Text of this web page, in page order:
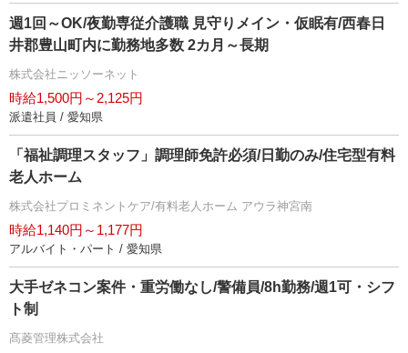
週1回～OK/夜勤専従介護職 見守りメイン・仮眠有/西春日
井郡豊山町内に勤務地多数 2カ月～長期
株式会社ニッソーネット
時給1,500円～2,125円
派遣社員 / 愛知県
「福祉調理スタッフ」調理師免許必須/日勤のみ/住宅型有料
老人ホーム
株式会社プロミネントケア/有料老人ホーム アウラ神宮南
時給1,140円～1,177円
アルバイト・パート / 愛知県
大手ゼネコン案件・重労働なし/警備員/8h勤務/週1可・シフ
ト制
髙菱管理株式会社